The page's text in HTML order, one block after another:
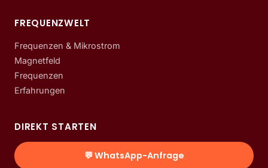
FREQUENZWELT
Frequenzen & Mikrostrom
Magnetfeld
Frequenzen
Erfahrungen
DIREKT STARTEN
💬 WhatsApp-Anfrage